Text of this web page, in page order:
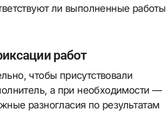
ли выполненные работы
работ
чтобы присутствовали
а при необходимости —
разногласия по результатам